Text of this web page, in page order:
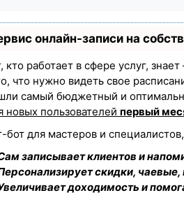
онлайн-записи на
кто работает в сфере услуг,
что нужно видеть свое
самый бюджетный и
новых пользователей первый
бот для мастеров и
записывает клиентов и
скидки,
доходимость и